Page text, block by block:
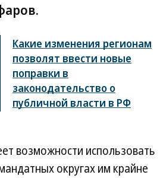
Какие изменения регионам
позволят ввести новые
поправки в
законодательство о
публичной власти в РФ
возможности использовать
округах им крайне